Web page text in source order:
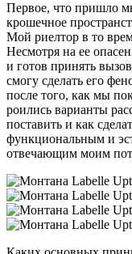
Первое, что пришло
крошечное
Мой риелтор в то
Несмотря на ее
и готов принять
смогу сделать его
после того, как мы
роились варианты
поставить и как
функциональным и
отвечающим моим